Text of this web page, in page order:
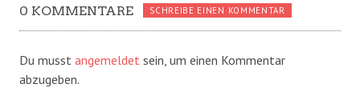
0 KOMMENTARE SCHREIBE EINEN KOMMENTAR
Du musst angemeldet sein, um einen Kommentar
abzugeben.